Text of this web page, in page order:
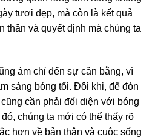
tươi đẹp, mà còn là kết quả
thân và quyết định mà chúng ta
ám chỉ đến sự cân bằng, vì
sáng bóng tối. Đôi khi, để đón
cần phải đối diện với bóng
chúng ta mới có thể thấy rõ
hơn về bản thân và cuộc sống